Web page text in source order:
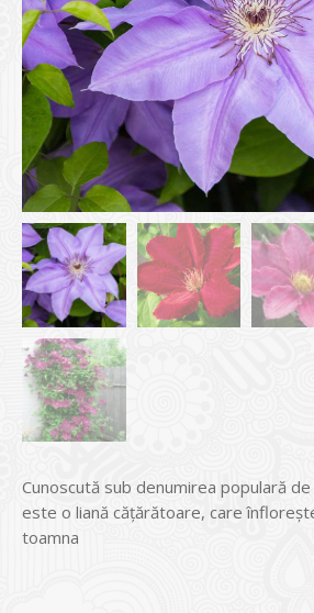
Cunoscută sub denumirea populară de
este o liană cățărătoare, care
toamna